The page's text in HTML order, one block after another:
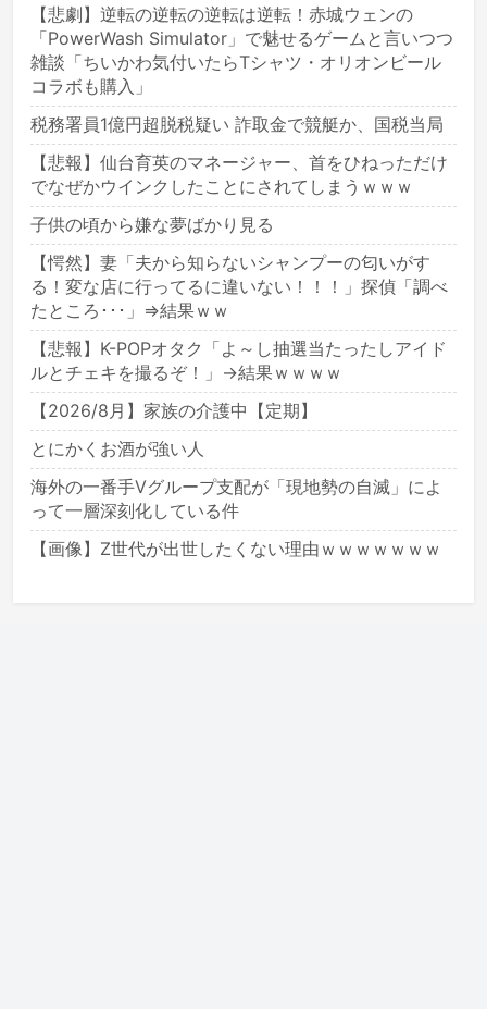
【悲劇】逆転の逆転の逆転は逆転！赤城ウェンの
「PowerWash Simulator」で魅せるゲームと言いつつ
雑談「ちいかわ気付いたらTシャツ・オリオンビール
コラボも購入」
税務署員1億円超脱税疑い 詐取金で競艇か、国税当局
【悲報】仙台育英のマネージャー、首をひねっただけ
でなぜかウインクしたことにされてしまうｗｗｗ
子供の頃から嫌な夢ばかり見る
【愕然】妻「夫から知らないシャンプーの匂いがす
る！変な店に行ってるに違いない！！！」探偵「調べ
たところ･･･」⇒結果ｗｗ
【悲報】K-POPオタク「よ～し抽選当たったしアイド
ルとチェキを撮るぞ！」→結果ｗｗｗｗ
【2026/8月】家族の介護中【定期】
とにかくお酒が強い人
海外の一番手Vグループ支配が「現地勢の自滅」によ
って一層深刻化している件
【画像】Z世代が出世したくない理由ｗｗｗｗｗｗｗ